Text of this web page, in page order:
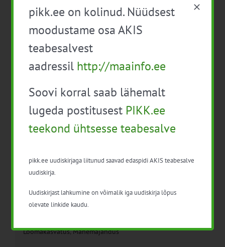
Mahepõllumajanduse
algõppe infopäev
Karjatervis – tasuline
koolitus kutsetegevusluba
omavatele loomaarstidele
Detailid
Kuupäev:
21. juuni 2023
Aeg:
Loomakasvatus,Mahemajandus
pikk.ee on kolinud. Nüüdsest
moodustame osa AKIS
teabesalvest
aadressil http://maainfo.ee
Soovi korral saab lähemalt
lugeda postitusest PIKK.ee
teekond ühtsesse teabesalve
pikk.ee uudiskirjaga liitunud saavad edaspidi AKIS teabesalve
uudiskirja.
Uudiskirjast lahkumine on võimalik iga uudiskirja lõpus
olevate linkide kaudu.